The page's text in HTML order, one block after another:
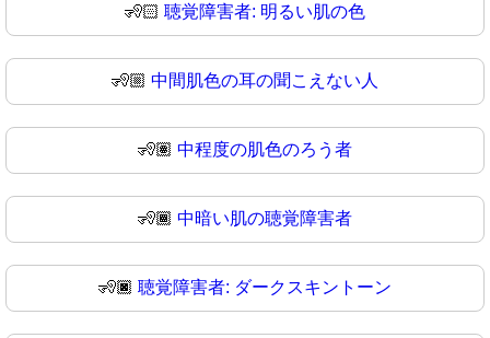
🧏🏻 聴覚障害者: 明るい肌の色
🧏🏼 中間肌色の耳の聞こえない人
🧏🏽 中程度の肌色のろう者
🧏🏾 中暗い肌の聴覚障害者
🧏🏿 聴覚障害者: ダークスキントーン